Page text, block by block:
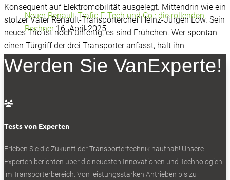
Konsequent auf Elektromobilität ausgelegt. Mittendrin wie ein
stolzer Vater Renault-Transporterchef Heinz-Jürgen Löw. Sein
neues Trio ist noch unfertig, es sind Frühchen. Wer spontan
einen Türgriff der drei Transporter anfasst, hält ihn
unversehens in der Hand. Und der Blick unter die Karosserie
zeigt beim Goelette weder echte Fahrwerks- noch
werden. Aber das Warten könnte sich lohnen.
Renault Trafic E-Tech: schlank, kompakt und
elektrisch
Neuer Renault Trafic E-Tech und Co.: die rollenden
Rechner16. April 2025
Werden Sie VanExperte!

Tests von Experten
Erleben Sie die Zukunft der Transportertechnik hautnah! Unsere
Experten berichten über die neuesten Innovationen und Technologien
im Transporterbereich. Von leistungsstarken Antrieben bis zu